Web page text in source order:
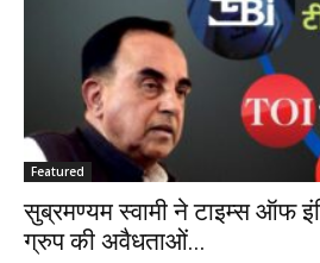
Featured
सुब्रमण्यम स्वामी ने टाइम्स ऑफ
ग्रुप की अवैधताओं...